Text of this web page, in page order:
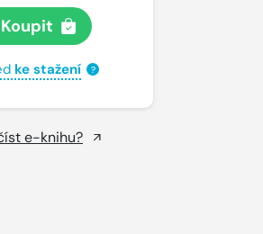
Koupit
ke stažení ?
e-knihu?